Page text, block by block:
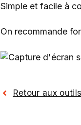
Simple et facile à
On recommande
Retour aux outils